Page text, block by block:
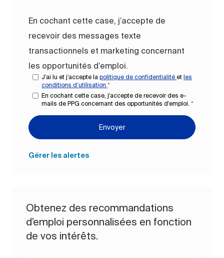
En cochant cette case, j’accepte de
recevoir des messages texte
transactionnels et marketing concernant
les opportunités d’emploi.
J’ai lu et j’accepte la politique de confidentialité et les
conditions d’utilisation *
En cochant cette case, j'accepte de recevoir des e-
mails de PPG concernant des opportunités d'emploi. *
Envoyer
Gérer les alertes
Obtenez des recommandations
d’emploi personnalisées en fonction
de vos intérêts.